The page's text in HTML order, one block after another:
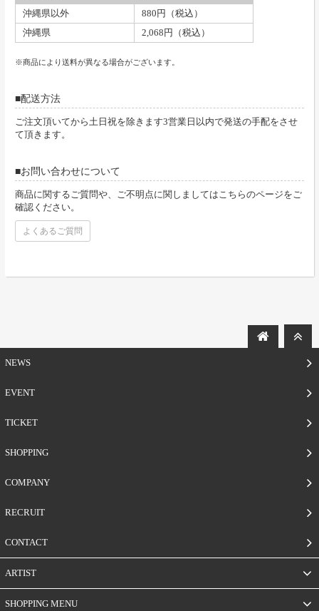
沖縄県以外
880円（税込）
沖縄県
2,068円（税込）
※商品により送料が異なる場合がございます。
配送方法
ご注文頂いてから土日祝を除きます3営業日以内で発送の手配をさせ
て頂きます。
お問い合わせについて
商品に関するご質問や、ご不明点に関しましてはこちらのページをご
確認ください。
よくあるご質問
NEWS
EVENT
TICKET
SHOPPING
COMPANY
RECRUIT
CONTACT
ARTIST
SHOPPING MENU